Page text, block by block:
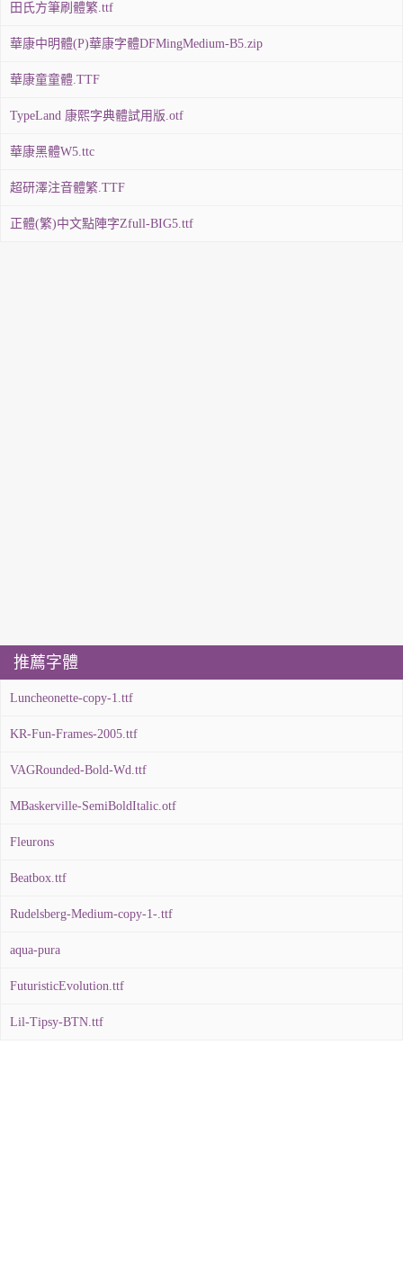
田氏方筆刷體繁.ttf
華康中明體(P)華康字體DFMingMedium-B5.zip
華康童童體.TTF
TypeLand 康熙字典體試用版.otf
華康黑體W5.ttc
超研澤注音體繁.TTF
正體(繁)中文點陣字Zfull-BIG5.ttf
推薦字體
Luncheonette-copy-1.ttf
KR-Fun-Frames-2005.ttf
VAGRounded-Bold-Wd.ttf
MBaskerville-SemiBoldItalic.otf
Fleurons
Beatbox.ttf
Rudelsberg-Medium-copy-1-.ttf
aqua-pura
FuturisticEvolution.ttf
Lil-Tipsy-BTN.ttf